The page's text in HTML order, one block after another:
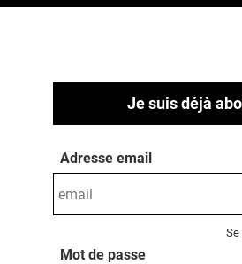
Je suis déjà
Adresse email
Se
Mot de passe